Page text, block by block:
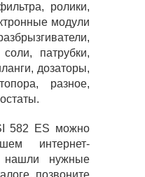
ролики,
модули
патрубки,
дозаторы,
разное,
582 ES можно
интернет-
нашли нужные
позвоните